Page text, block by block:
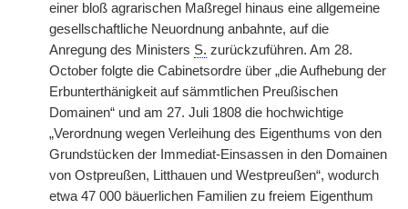
einer bloß agrarischen Maßregel hinaus eine allgemeine
gesellschaftliche Neuordnung anbahnte, auf die
Anregung des Ministers S. zurückzuführen. Am 28.
October folgte die Cabinetsordre über „die Aufhebung der
Erbunterthänigkeit auf sämmtlichen Preußischen
Domainen“ und am 27. Juli 1808 die hochwichtige
„Verordnung wegen Verleihung des Eigenthums von den
Grundstücken der Immediat-Einsassen in den Domainen
von Ostpreußen, Litthauen und Westpreußen“, wodurch
etwa 47 000 bäuerlichen Familien zu freiem Eigenthum